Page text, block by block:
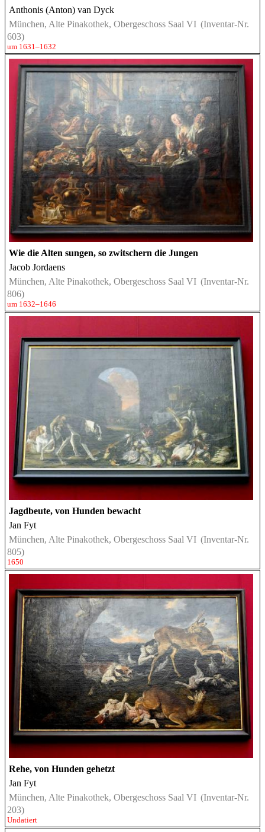
Anthonis (Anton) van Dyck
München, Alte Pinakothek, Obergeschoss Saal VI (Inventar-Nr.
603)
um 1631–1632
Wie die Alten sungen, so zwitschern die Jungen
Jacob Jordaens
München, Alte Pinakothek, Obergeschoss Saal VI (Inventar-Nr.
806)
um 1632–1646
Jagdbeute, von Hunden bewacht
Jan Fyt
München, Alte Pinakothek, Obergeschoss Saal VI (Inventar-Nr.
805)
1650
Rehe, von Hunden gehetzt
Jan Fyt
München, Alte Pinakothek, Obergeschoss Saal VI (Inventar-Nr.
203)
Undatiert